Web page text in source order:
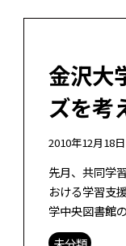
金沢大
ズを考
2010年12月18日
先月、共同学
おける学習支
学中央図書館
たラーニング